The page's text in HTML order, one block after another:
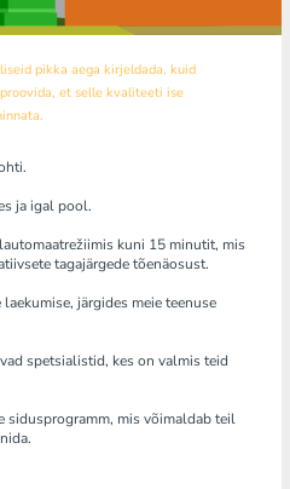
pikka aega kirjeldada, kuid
et selle kvaliteeti ise
ja igal pool.
kuni 15 minutit, mis
tagajärgede tõenäosust.
järgides meie teenuse
spetsialistid, kes on valmis teid
sidusprogramm, mis võimaldab teil